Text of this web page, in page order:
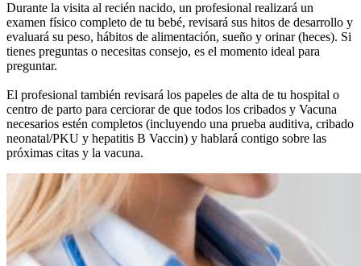
Durante la visita al recién nacido, un profesional realizará un
examen físico completo de tu bebé, revisará sus hitos de desarrollo y
evaluará su peso, hábitos de alimentación, sueño y orinar (heces). Si
tienes preguntas o necesitas consejo, es el momento ideal para
preguntar.
El profesional también revisará los papeles de alta de tu hospital o
centro de parto para cerciorar de que todos los cribados y Vacuna
necesarios estén completos (incluyendo una prueba auditiva, cribado
neonatal/PKU y hepatitis B Vaccin) y hablará contigo sobre las
próximas citas y la vacuna.